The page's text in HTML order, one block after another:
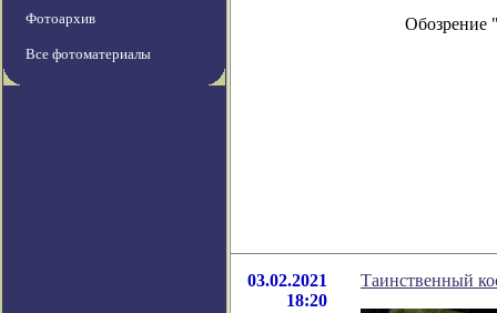
Фотоархив
Все фотоматериалы
Обозрение
03.02.2021
18:20
Таинственный